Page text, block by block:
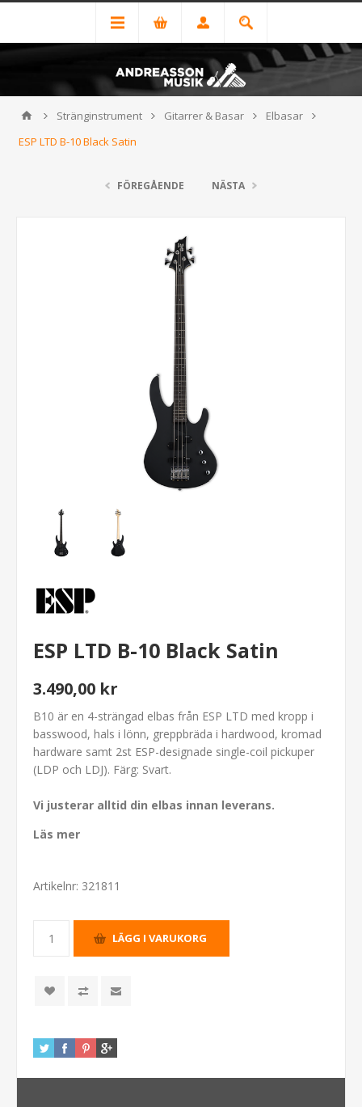
Stränginstrument Gitarrer & Basar
Elbasar
ESP LTD B-10 Black Satin
FÖREGÅENDE NÄSTA
ESP LTD B-10 Black Satin
3.490,00 kr
B10 är en 4-strängad elbas från ESP LTD med kropp i
basswood, hals i lönn, greppbräda i hardwood, kromad
hardware samt 2st ESP-designade single-coil pickuper
(LDP och LDJ). Färg: Svart.
Vi justerar alltid din elbas innan leverans.
Läs mer
Artikelnr: 321811